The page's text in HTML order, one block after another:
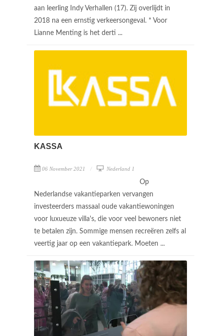
aan leerling Indy Verhallen (17). Zij overlijdt in
2018 na een ernstig verkeersongeval. * Voor
Lianne Menting is het derti ...
KASSA
06 November 2021 Nederland 1
Op
Nederlandse vakantieparken vervangen
investeerders massaal oude vakantiewoningen
voor luxueuze villa's, die voor veel bewoners niet
te betalen zijn. Sommige mensen recreëren zelfs al
veertig jaar op een vakantiepark. Moeten ...